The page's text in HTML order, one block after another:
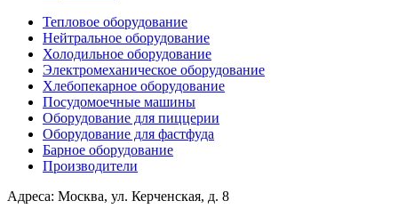
Тепловое оборудование
Нейтральное оборудование
Холодильное оборудование
Электромеханическое оборудование
Хлебопекарное оборудование
Посудомоечные машины
Оборудование для пиццерии
Оборудование для фастфуда
Барное оборудование
Производители
Адреса: Москва, ул. Керченская, д. 8